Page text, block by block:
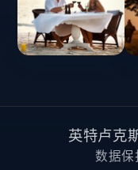
英特卢克
数据保